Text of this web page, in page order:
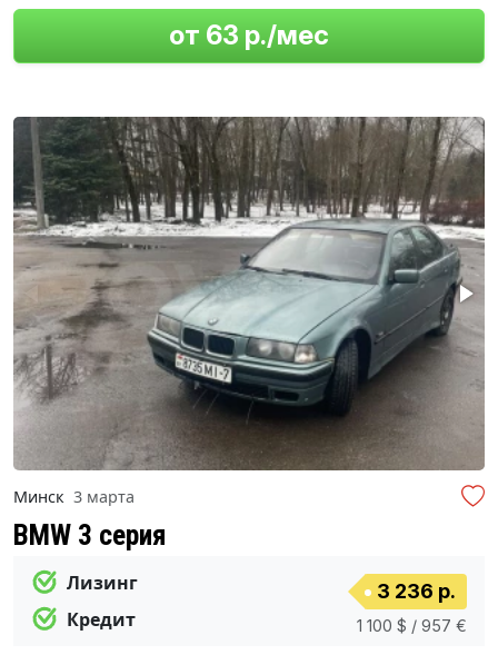
от 63 р./мес
Минск 3 марта
BMW 3 серия
Лизинг
Кредит
3 236 р.
1 100 $ / 957 €